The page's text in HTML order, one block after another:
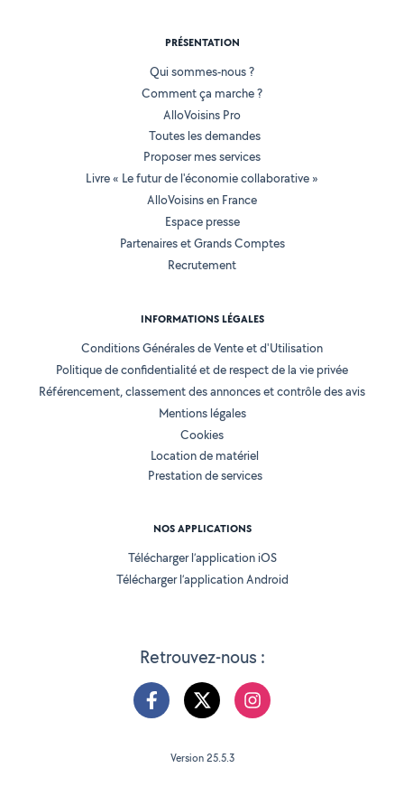
Retrouvez-nous :
PRÉSENTATION
Qui sommes-nous ?
Comment ça marche ?
AlloVoisins Pro
Toutes les demandes
Proposer mes services
Livre « Le futur de l'économie collaborative »
AlloVoisins en France
Espace presse
Partenaires et Grands Comptes
Recrutement
INFORMATIONS LÉGALES
Conditions Générales de Vente et d'Utilisation
Politique de confidentialité et de respect de la vie privée
Référencement, classement des annonces et contrôle des avis
Mentions légales
Cookies
Location de matériel
Prestation de services
NOS APPLICATIONS
Télécharger l’application iOS
Télécharger l’application Android
Version 25.5.3